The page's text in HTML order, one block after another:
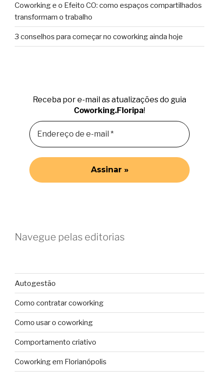
Coworking e o Efeito CO: como espaços compartilhados
transformam o trabalho
3 conselhos para começar no coworking ainda hoje
Receba por e-mail as atualizações do guia
Coworking.Floripa!
Navegue pelas editorias
Autogestão
Como contratar coworking
Como usar o coworking
Comportamento criativo
Coworking em Florianópolis